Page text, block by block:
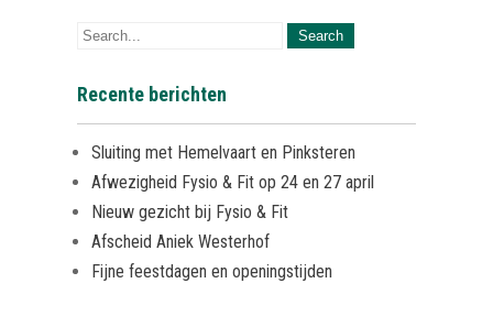
Recente berichten
Sluiting met Hemelvaart en Pinksteren
Afwezigheid Fysio & Fit op 24 en 27 april
Nieuw gezicht bij Fysio & Fit
Afscheid Aniek Westerhof
Fijne feestdagen en openingstijden